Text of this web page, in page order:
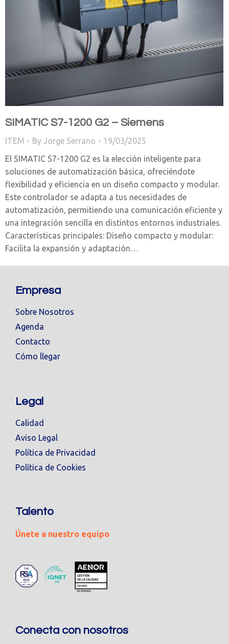
SIMATIC S7-1200 G2 – Siemens
ITEM By Jorge Serrano
19/03/2025
El SIMATIC S7-1200 G2 es la elección inteligente para
soluciones de automatización básica, ofreciéndote
flexibilidad y eficiencia en un diseño compacto y modular.
Este controlador se adapta a tus necesidades de
automatización, permitiendo una comunicación eficiente y
una integración sencilla en distintos entornos industriales.
Características principales: Diseño compacto y modular:
Facilita la expansión y adaptación…
Empresa
Sobre Nosotros
Agenda
Contacto
Cómo llegar
Legal
Calidad
Aviso Legal
Política de Privacidad
Política de Cookies
Talento
Únete a nuestro equipo
Conecta con nosotros